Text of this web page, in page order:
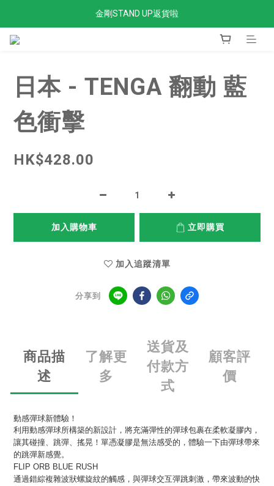
全單滿$300免運費
金剛STAND UP返貨啦
日本 - TENGA 翻動 藍
色衝擊
HK$428.00
加入購物車 立即購買
加入追蹤清單
分享到
商品描
述
了解更
多
送貨及
付款方
式
顧客評
價
動感彈球新體驗！
利用動感彈球所構築的新設計，將充滿彈性的彈球包裹在柔軟凝膠內，
讓其碰撞、跳彈、搖晃！單憑凝膠是無法感受的，體驗一下由彈球帶來
的跳彈新感覺。
FLIP ORB BLUE RUSH
通過錯綜複雜波狀螺旋紋的觸感，與彈球交互彈跳刺激，帶來波動的快